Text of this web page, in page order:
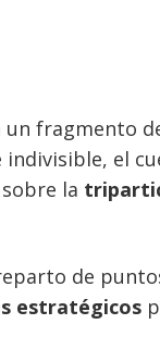
un fragmento
el
la
de
estratégicos